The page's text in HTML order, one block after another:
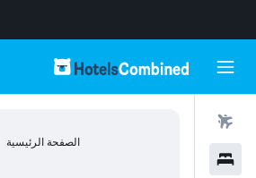
الصفحة الرئيسية